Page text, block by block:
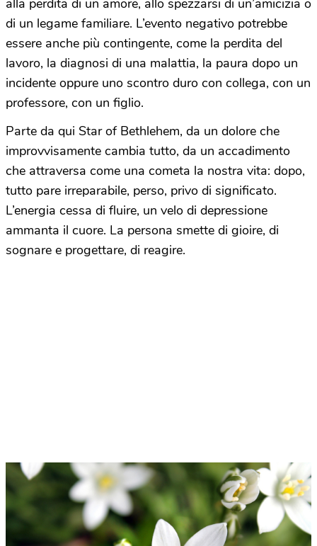
alla perdita di un amore, allo spezzarsi di un’amicizia o
di un legame familiare. L’evento negativo potrebbe
essere anche più contingente, come la perdita del
lavoro, la diagnosi di una malattia, la paura dopo un
incidente oppure uno scontro duro con collega, con un
professore, con un figlio.
Parte da qui Star of Bethlehem, da un dolore che
improvvisamente cambia tutto, da un accadimento
che attraversa come una cometa la nostra vita: dopo,
tutto pare irreparabile, perso, privo di significato.
L’energia cessa di fluire, un velo di depressione
ammanta il cuore. La persona smette di gioire, di
sognare e progettare, di reagire.